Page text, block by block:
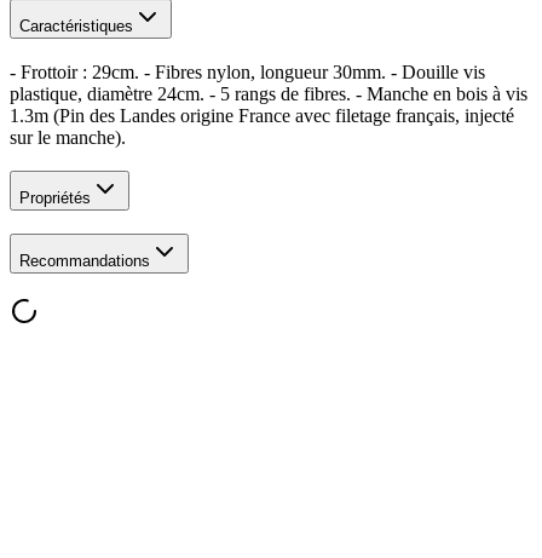
Caractéristiques
- Frottoir : 29cm. - Fibres nylon, longueur 30mm. - Douille vis
plastique, diamètre 24cm. - 5 rangs de fibres. - Manche en bois à vis
1.3m (Pin des Landes origine France avec filetage français, injecté
sur le manche).
Propriétés
Recommandations